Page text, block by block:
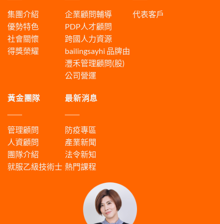
集團介紹
優勢特色
社會關懷
得獎榮耀
企業顧問輔導
PDP人才顧問
跨國人力資源
bailingsayhi 品牌由
灃禾管理顧問(股)
公司營運
代表客戶
黃金團隊
管理顧問
人資顧問
團隊介紹
就服乙級技術士
最新消息
防疫專區
產業新聞
法令新知
熱門課程